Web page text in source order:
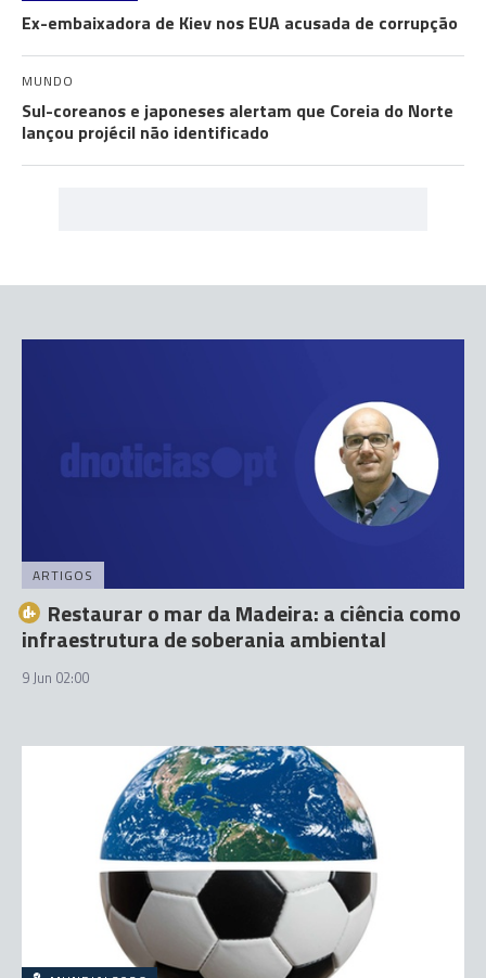
Ex-embaixadora de Kiev nos EUA acusada de corrupção
MUNDO
Sul-coreanos e japoneses alertam que Coreia do Norte
lançou projécil não identificado
ARTIGOS
Restaurar o mar da Madeira: a ciência como
infraestrutura de soberania ambiental
9 Jun 02:00